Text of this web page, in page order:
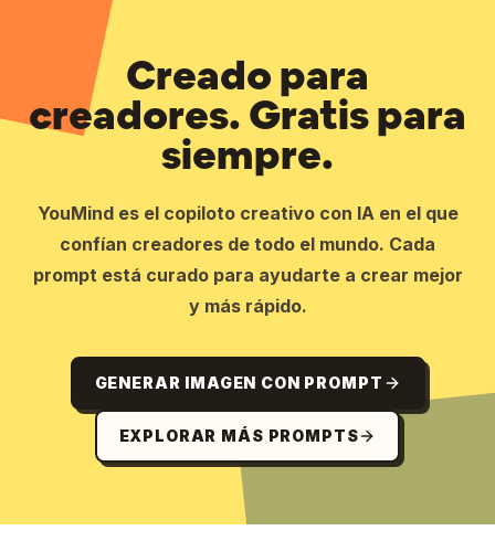
Creado para
creadores. Gratis para
siempre.
YouMind es el copiloto creativo con IA en el que
confían creadores de todo el mundo. Cada
prompt está curado para ayudarte a crear mejor
y más rápido.
GENERAR IMAGEN CON PROMPT
EXPLORAR MÁS PROMPTS